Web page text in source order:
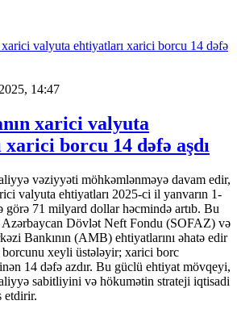
14:47
xarici valyuta
borcu 14 dəfə aşdı
vəziyyəti möhkəmlənməyə davam edir,
valyuta ehtiyatları 2025-ci il yanvarın 1-
görə 71 milyard dollar həcmində artıb. Bu
Azərbaycan Dövlət Neft Fondu (SOFAZ) və
Bankının (AMB) ehtiyatlarını əhatə edir
xeyli üstələyir; xarici borc
14 dəfə azdır. Bu güclü ehtiyat mövqeyi,
sabitliyini və hökumətin strateji iqtisadi
etdirir.